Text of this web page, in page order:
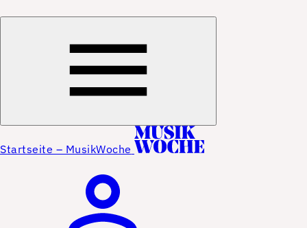
Startseite – MusikWoche